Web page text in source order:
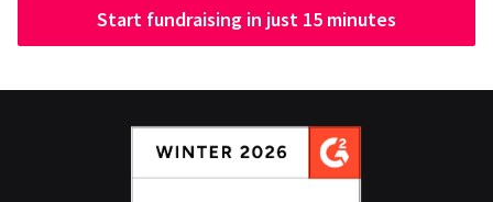
Start fundraising in just 15 minutes